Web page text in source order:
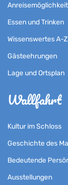
Essen und Trinken
Wissenswertes A-Z
Gästeehrungen
Lage und Ortsplan
Wallfahrt
Kultur im Schloss
Geschichte des
Bedeutende
Ausstellungen